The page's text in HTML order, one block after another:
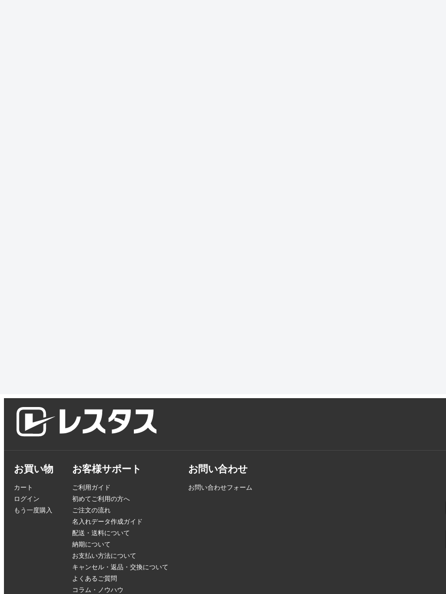
お買い物
カート
ログイン
もう一度購入
お客様サポート
ご利用ガイド
初めてご利用の方へ
ご注文の流れ
名入れデータ作成ガイド
配送・送料について
納期について
お支払い方法について
キャンセル・返品・交換について
よくあるご質問
コラム・ノウハウ
お問い合わせ
お問い合わせフォーム